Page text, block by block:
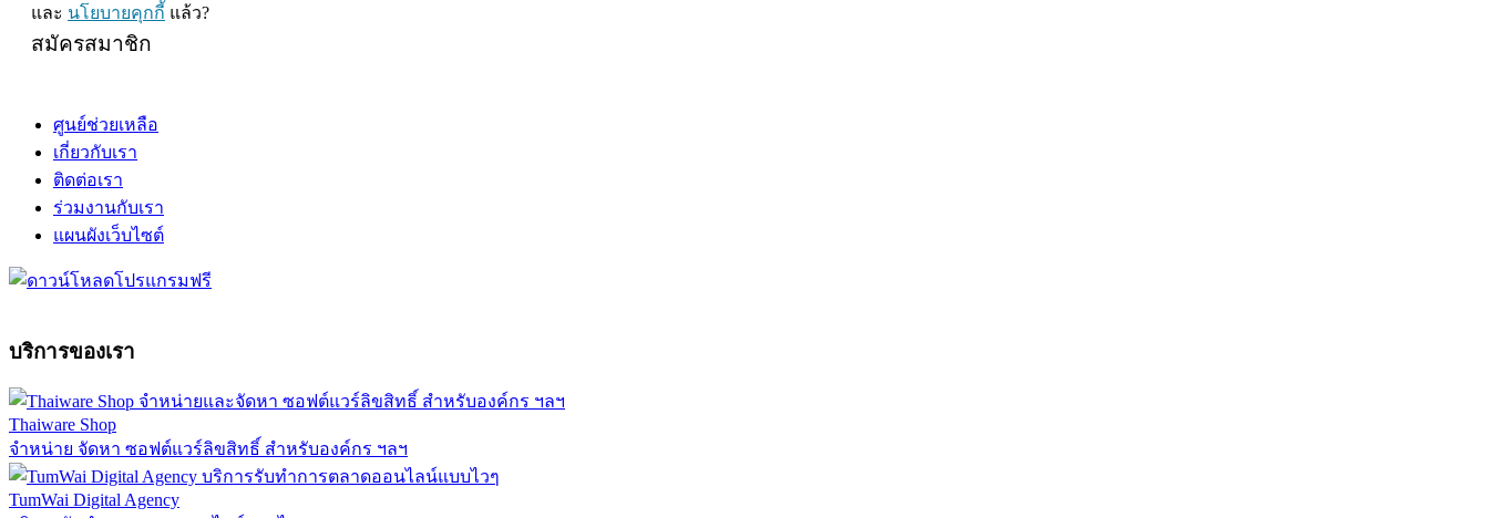
และ นโยบายคุกกี้ แล้ว?
สมัครสมาชิก
ศูนย์ช่วยเหลือ
เกี่ยวกับเรา
ติดต่อเรา
ร่วมงานกับเรา
แผนผังเว็บไซต์
บริการของเรา
Thaiware Shop
จำหน่าย จัดหา ซอฟต์แวร์ลิขสิทธิ์ สำหรับองค์กร ฯลฯ
TumWai Digital Agency